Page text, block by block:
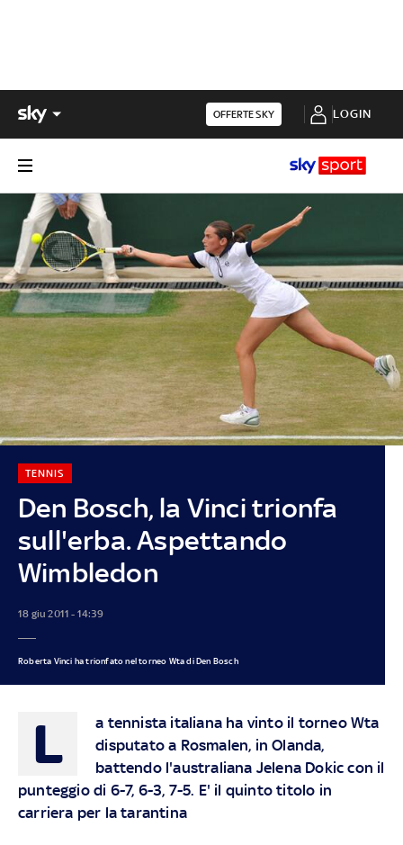
OFFERTE SKY LOGIN
Den Bosch, la Vinci trionfa
sull'erba. Aspettando
Wimbledon
TENNIS
18 giu 2011 - 14:39
Roberta Vinci ha trionfato nel torneo Wta di Den Bosch
L
a tennista italiana ha vinto il torneo Wta
disputato a Rosmalen, in Olanda,
battendo l'australiana Jelena Dokic con il
punteggio di 6-7, 6-3, 7-5. E' il quinto titolo in
carriera per la tarantina